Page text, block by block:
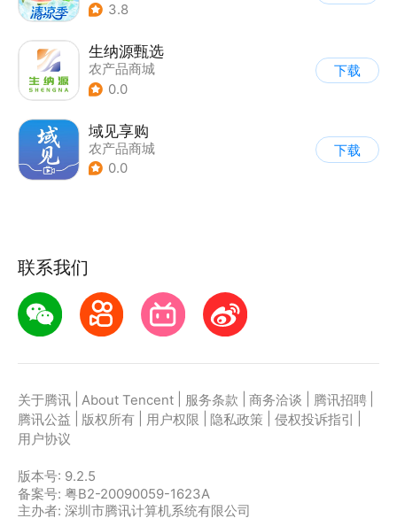
3.8
生纳源甄选
农产品商城
0.0
下载
域见享购
农产品商城
0.0
下载
联系我们
关于腾讯 About Tencent 服务条款 商务洽谈 腾讯招聘
腾讯公益
版权所有 用户权限 隐私政策 侵权投诉指引
用户协议
版本号: 9.2.5
备案号: 粤B2-20090059-1623A
主办者: 深圳市腾讯计算机系统有限公司